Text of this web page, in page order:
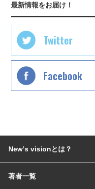
最新情報をお届け！
Twitter
Facebook
Newʼs visionとは？
著者一覧